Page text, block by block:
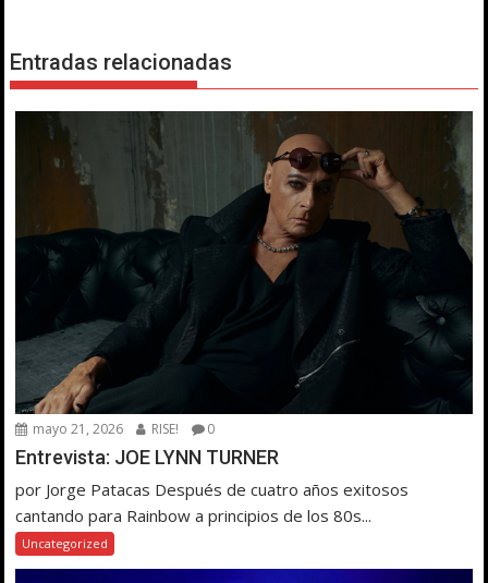
Entradas relacionadas
mayo 21, 2026 RISE! 0
Entrevista: JOE LYNN TURNER
por Jorge Patacas Después de cuatro años exitosos
cantando para Rainbow a principios de los 80s...
Uncategorized